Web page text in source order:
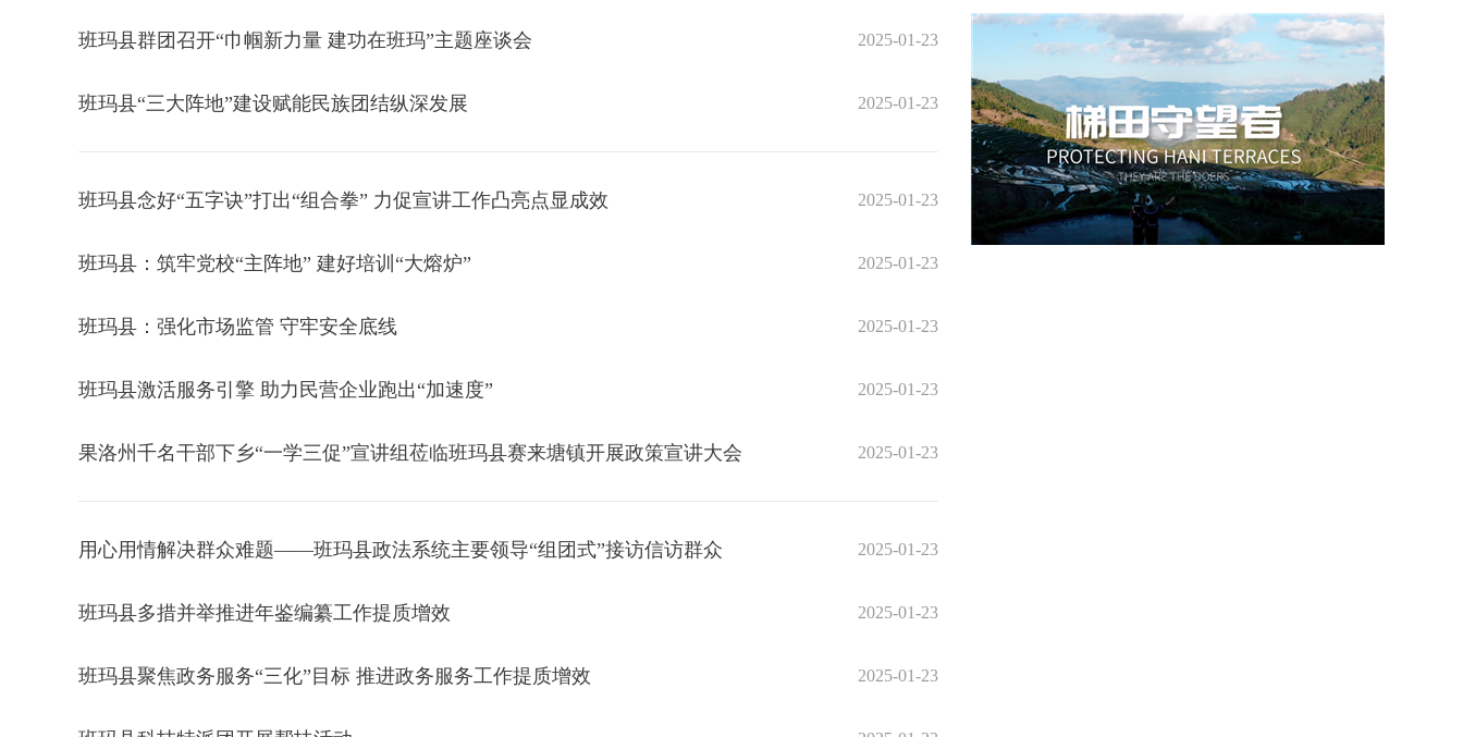
班玛县群团召开“巾帼新力量 建功在班玛”主题座谈会 2025-01-23
班玛县“三大阵地”建设赋能民族团结纵深发展 2025-01-23
班玛县念好“五字诀”打出“组合拳” 力促宣讲工作凸亮点显成效 2025-01-23
班玛县：筑牢党校“主阵地” 建好培训“大熔炉” 2025-01-23
班玛县：强化市场监管 守牢安全底线 2025-01-23
班玛县激活服务引擎 助力民营企业跑出“加速度” 2025-01-23
果洛州千名干部下乡“一学三促”宣讲组莅临班玛县赛来塘镇开展政策宣讲大会 2025-01-23
用心用情解决群众难题——班玛县政法系统主要领导“组团式”接访信访群众 2025-01-23
班玛县多措并举推进年鉴编纂工作提质增效 2025-01-23
班玛县聚焦政务服务“三化”目标 推进政务服务工作提质增效 2025-01-23